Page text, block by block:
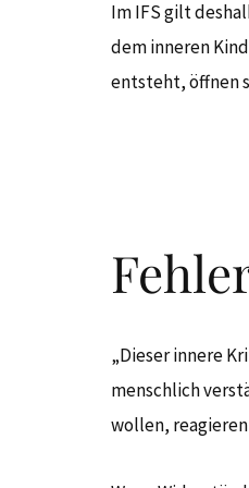
Im IFS gilt
dem inneren
entsteht, öffnen
„Dieser innere
menschlich
wollen,